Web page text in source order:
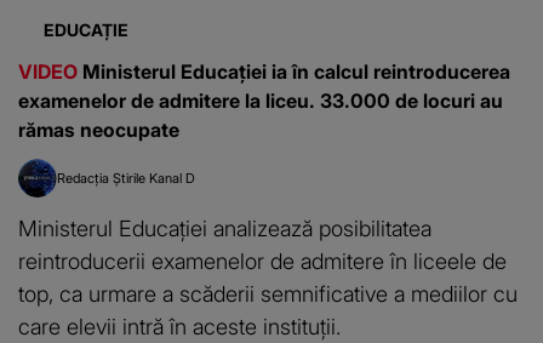
EDUCAȚIE
VIDEO Ministerul Educației ia în calcul reintroducerea
examenelor de admitere la liceu. 33.000 de locuri au
rămas neocupate
Redacția Știrile Kanal D
Ministerul Educației analizează posibilitatea
reintroducerii examenelor de admitere în liceele de
top, ca urmare a scăderii semnificative a mediilor cu
care elevii intră în aceste instituții.